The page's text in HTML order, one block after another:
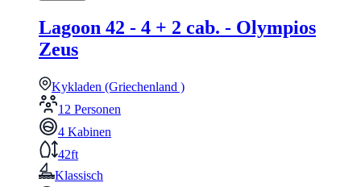
Lagoon 42 - 4 + 2 cab. - Olympios
Zeus
Kykladen (Griechenland )
12 Personen
4 Kabinen
42ft
Klassisch